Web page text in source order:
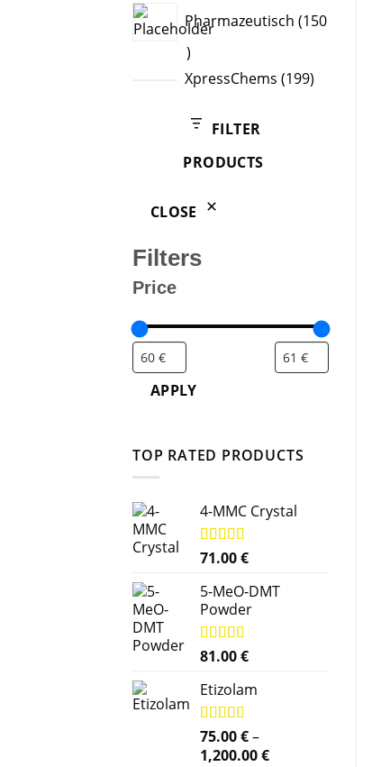
Pharmazeutisch 150
150
products
XpressChems 199199
FILTER
PRODUCTS
CLOSE
Filters
Price
APPLY
TOP RATED PRODUCTS
4-MMC Crystal
Rated 5.00
71.00€
5-MeO-DMT
Powder
Rated 5.00
81.00€
Etizolam
Rated 5.00
out of 5
75.00€–
1,200.00€Price